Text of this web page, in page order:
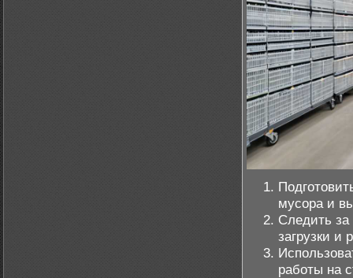
мусора и
Следить за
загрузки и
работы на